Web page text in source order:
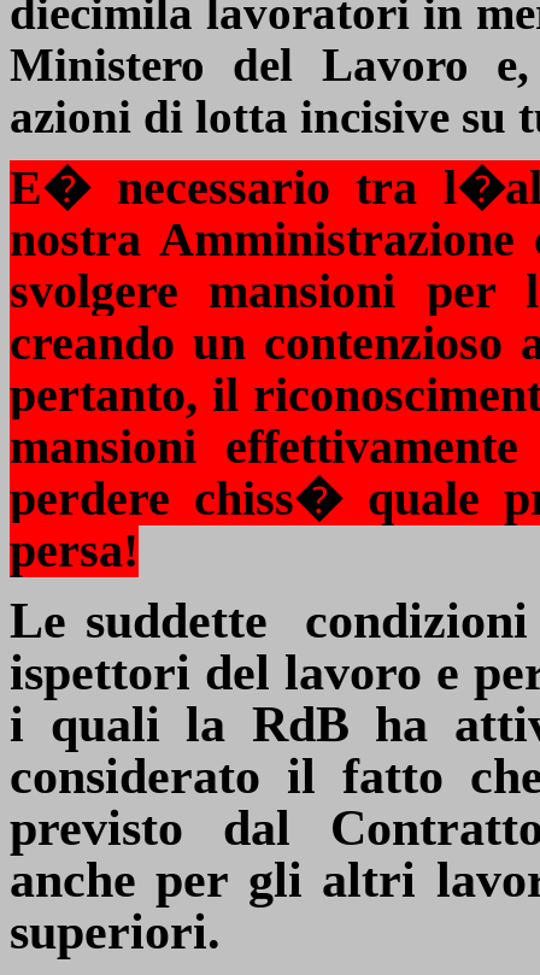
diecimila lavoratori in
Ministero del Lavoro
azioni di lotta incisive su
E� necessario tra
nostra
svolgere mansioni
creando un contenzioso
pertanto, il
mansioni
perdere chiss� quale
persa!
Le suddette
ispettori del lavoro e
i quali la RdB ha
considerato il fatto
previsto dal
anche per gli altri
superiori.